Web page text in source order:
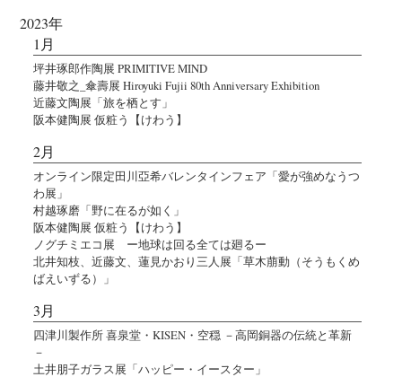
2023年
1月
坪井琢郎作陶展 PRIMITIVE MIND
藤井敬之_傘壽展 Hiroyuki Fujii 80th Anniversary Exhibition
近藤文陶展「旅を栖とす」
阪本健陶展 仮粧う【けわう】
2月
オンライン限定田川亞希バレンタインフェア「愛が強めなうつ
わ展」
村越琢磨「野に在るが如く」
阪本健陶展 仮粧う【けわう】
ノグチミエコ展 ー地球は回る全ては廻るー
北井知枝、近藤文、蓮見かおり三人展「草木萠動（そうもくめ
ばえいずる）」
3月
四津川製作所 喜泉堂・KISEN・空穏 －高岡銅器の伝統と革新
－
土井朋子ガラス展「ハッピー・イースター」